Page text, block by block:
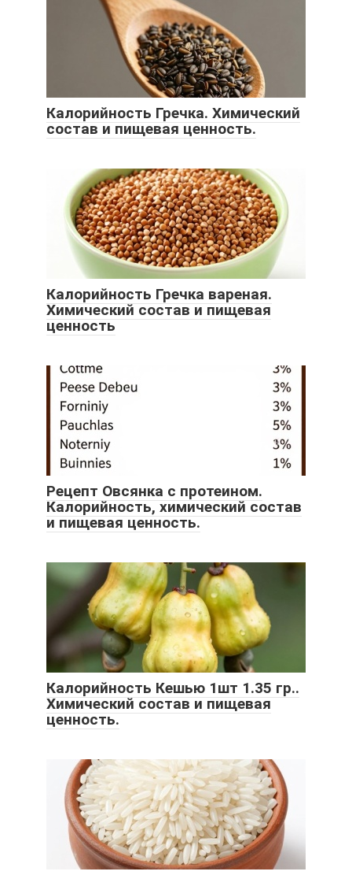
Калорийность Гречка. Химический
состав и пищевая ценность.
Калорийность Гречка вареная.
Химический состав и пищевая
ценность
Рецепт Овсянка с протеином.
Калорийность, химический состав
и пищевая ценность.
Калорийность Кешью 1шт 1.35 гр..
Химический состав и пищевая
ценность.